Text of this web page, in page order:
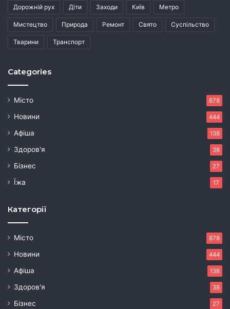
Дорожній рух Діти Заходи Київ Метро
Мистецтво Природа Ремонт Свято Суспільство
Тварини Транспорт
Categories
Місто 878
Новини 444
Афіша 138
Здоров'я 38
Бізнес 27
Їжа 17
Категорії
Місто 878
Новини 444
Афіша 138
Здоров'я 38
Бізнес 27